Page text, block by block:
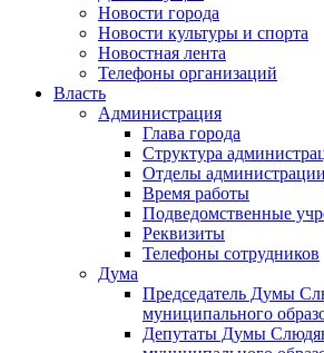
Новости города
Новости культуры и спорта
Новостная лента
Телефоны организаций
Власть
Администрация
Глава города
Структура
Отделы администрации
Время работы
Подведомственные
Реквизиты
Телефоны сотрудников
Дума
Председатель Думы
муниципального
Депутаты Думы